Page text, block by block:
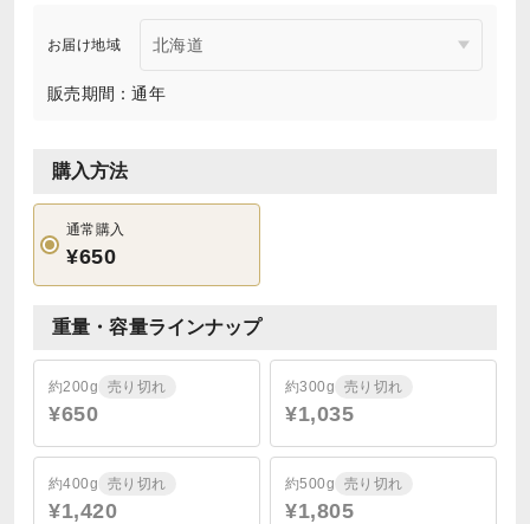
お届け地域
販売期間：通年
購入方法
通常購入
¥650
重量・容量ラインナップ
約200g 売り切れ
¥650
約300g 売り切れ
¥1,035
約400g 売り切れ
¥1,420
約500g 売り切れ
¥1,805